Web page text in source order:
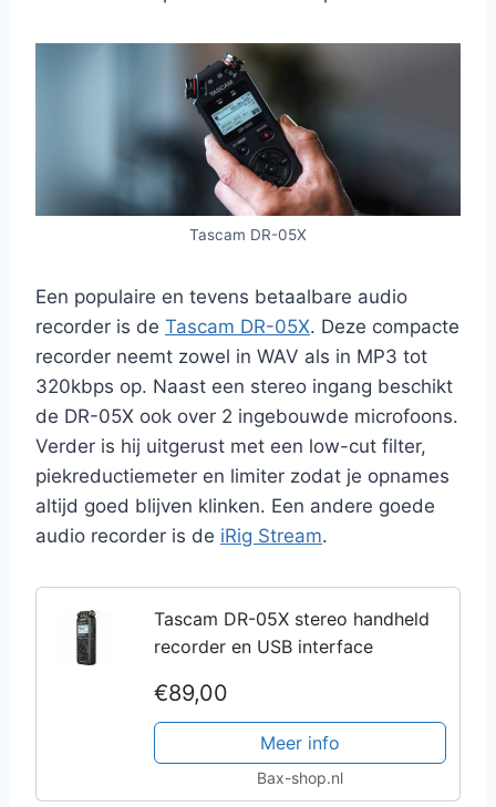
Tascam DR-05X
Een populaire en tevens betaalbare audio
recorder is de Tascam DR-05X. Deze compacte
recorder neemt zowel in WAV als in MP3 tot
320kbps op. Naast een stereo ingang beschikt
de DR-05X ook over 2 ingebouwde microfoons.
Verder is hij uitgerust met een low-cut filter,
piekreductiemeter en limiter zodat je opnames
altijd goed blijven klinken. Een andere goede
audio recorder is de iRig Stream.
Tascam DR-05X stereo handheld
recorder en USB interface
€89,00
Meer info
Bax-shop.nl